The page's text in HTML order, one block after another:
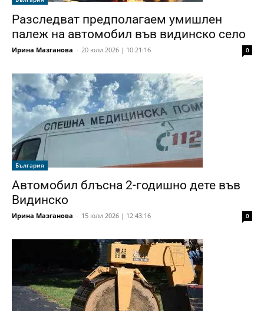
Разследват предполагаем умишлен
палеж на автомобил във видинско село
Ирина Мазганова - 20 юли 2026 | 10:21:16 0
България
Автомобил блъсна 2-годишно дете във
Видинско
Ирина Мазганова - 15 юли 2026 | 12:43:16 0